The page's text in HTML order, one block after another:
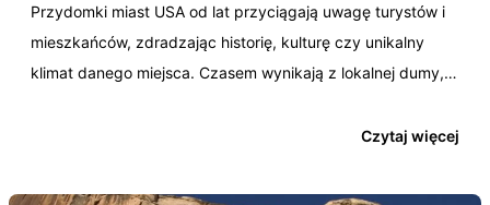
Przydomki miast USA od lat przyciągają uwagę turystów i
mieszkańców, zdradzając historię, kulturę czy unikalny
klimat danego miejsca. Czasem wynikają z lokalnej dumy,
Czytaj więcej